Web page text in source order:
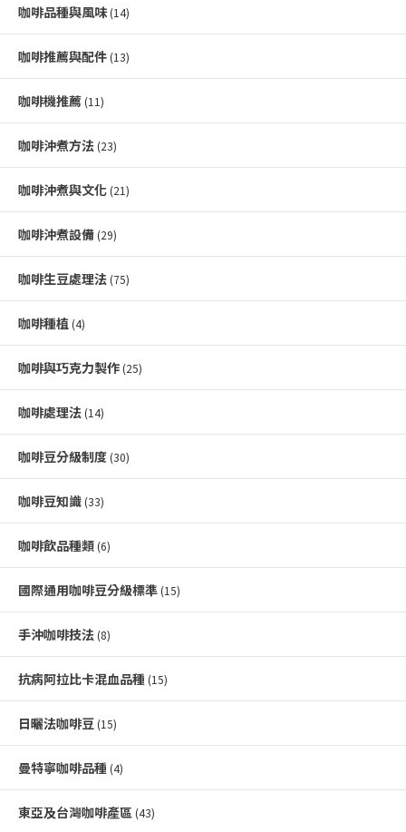
咖啡品種與風味(14)
咖啡推薦與配件 (13)
咖啡機推薦 (11)
咖啡沖煮方法 (23)
咖啡沖煮與文化 (21)
咖啡沖煮設備 (29)
咖啡生豆處理法 (75)
咖啡種植 (4)
咖啡與巧克力製作 (25)
咖啡處理法 (14)
咖啡豆分級制度 (30)
咖啡豆知識 (33)
咖啡飲品種類 (6)
國際通用咖啡豆分級標準 (15)
手沖咖啡技法 (8)
抗病阿拉比卡混血品種 (15)
日曬法咖啡豆 (15)
曼特寧咖啡品種 (4)
東亞及台灣咖啡產區 (43)